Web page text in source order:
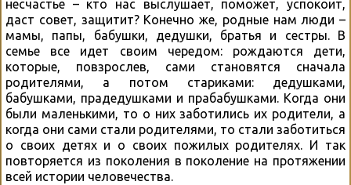
несчастье – кто нас выслушает, поможет, успокоит,
даст совет, защитит? Конечно же, родные нам люди –
мамы, папы, бабушки, дедушки, братья и сестры. В
семье все идет своим чередом: рождаются дети,
которые, повзрослев, сами становятся сначала
родителями, а потом стариками: дедушками,
бабушками, прадедушками и прабабушками. Когда они
были маленькими, то о них заботились их родители, а
когда они сами стали родителями, то стали заботиться
о своих детях и о своих пожилых родителях. И так
повторяется из поколения в поколение на протяжении
всей истории человечества.